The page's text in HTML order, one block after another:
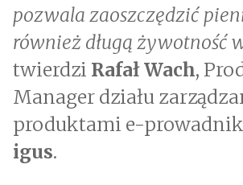
pozwala zaoszczędzić
również długą żywotność
twierdzi Rafał Wach,
Manager działu
produktami e-
igus.